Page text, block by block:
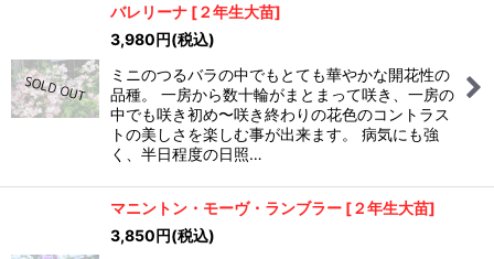
バレリーナ [２年生大苗]
3,980円(税込)
ミニのつるバラの中でもとても華やかな開花性の
品種。 一房から数十輪がまとまって咲き、一房の
中でも咲き初め〜咲き終わりの花色のコントラス
トの美しさを楽しむ事が出来ます。 病気にも強
く、半日程度の日照…
マニントン・モーヴ・ランブラー [２年生大苗]
3,850円(税込)